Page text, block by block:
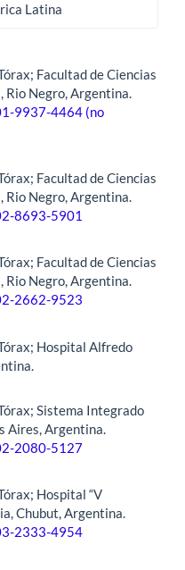
Latina
Facultad de Ciencias
Rio Negro, Argentina.
9937-4464 (no
Facultad de Ciencias
Rio Negro, Argentina.
8693-5901
Facultad de Ciencias
Rio Negro, Argentina.
2662-9523
Hospital Alfredo
Sistema Integrado
Aires, Argentina.
2080-5127
Hospital “V
Chubut, Argentina.
2333-4954